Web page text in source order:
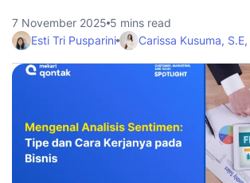
7 November 2025 5 mins read
Esti Tri Pusparini
Carissa Kusuma,